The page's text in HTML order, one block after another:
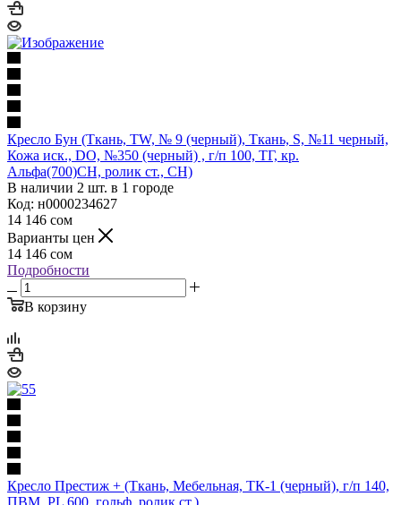
Кресло Бун (Ткань, TW, № 9 (черный), Ткань, S, №11 черный,
Кожа иск., DO, №350 (черный) , г/п 100, ТГ, кр.
Альфа(700)CH, ролик ст., CH)
В наличии 2 шт. в 1 городе
Код: н0000234627
14 146 сом
Варианты цен
14 146 сом
Подробности
В корзину
Кресло Престиж + (Ткань, Мебельная, ТК-1 (черный), г/п 140,
ПВМ, PL 600, гольф, ролик ст.)